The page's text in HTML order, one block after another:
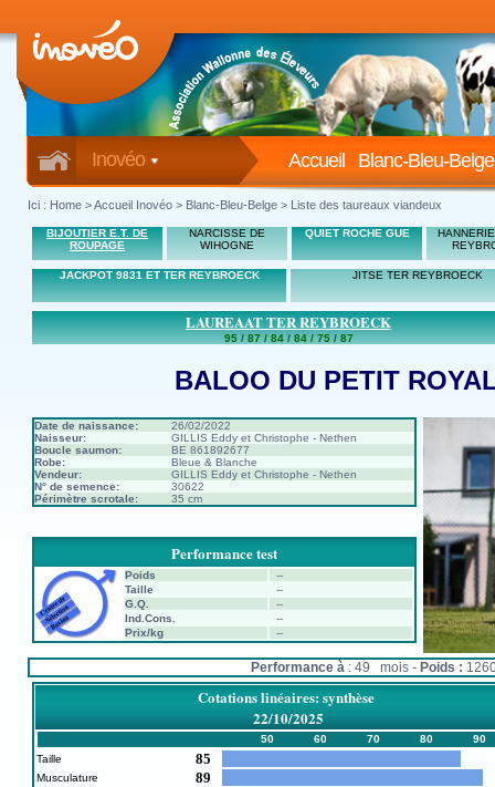
Inovéo Blanc-Bleu-Belge
Accueil
Ici : Home >Accueil Inovéo > Blanc-Bleu-Belge > Liste des taureaux viandeux
BIJOUTIER E.T. DE
ROUPAGE
NARCISSE DE
WIHOGNE
QUIET ROCHE GUE
JACKPOT 9831 ET TER REYBROECK JITSE TER REYBROECK
LAUREAAT TER REYBROECK
95 / 87 / 84 / 84 / 75 / 87
BALOO DU PETIT
Date de naissance:
26/02/2022
Naisseur:
GILLIS Eddy et Christophe - Nethen
Boucle saumon:
BE 861892677
Robe:
Bleue & Blanche
Vendeur:
GILLIS Eddy et Christophe - Nethen
N° de semence:
30622
Périmètre scrotale:
35 cm
Performance test
Poids
--
Taille
--
G.Q.
--
Ind.Cons.
--
Prix/kg
--
Performance à : 49 mois - Poids :
Cotations linéaires: synthèse
22/10/2025
50 60 70 80
90
Taille
85
Musculature 89